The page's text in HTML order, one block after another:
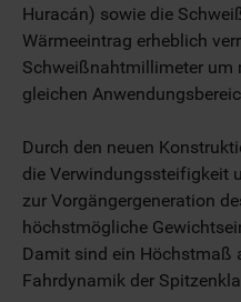
Huracán) sowie die
Wärmeeintrag erheblich
Schweißnahtmillimeter um
gleichen
Durch den neuen
die Verwindungssteifigkeit
zur Vorgängergeneration
höchstmögliche
Damit sind ein Höchstmaß
Fahrdynamik der